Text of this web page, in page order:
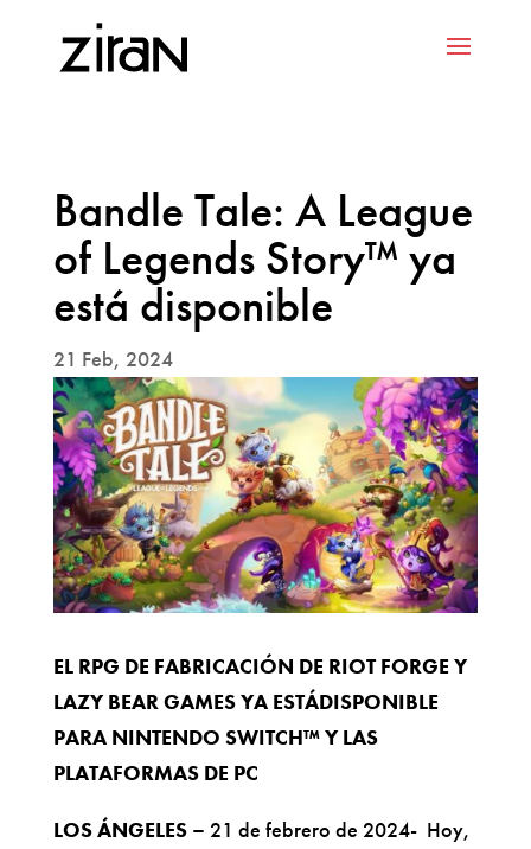
Bandle Tale: A League
of Legends Story™ ya
está disponible
21 Feb, 2024
EL RPG DE FABRICACIÓN DE RIOT FORGE Y
LAZY BEAR GAMES YA ESTÁDISPONIBLE
PARA NINTENDO SWITCH™ Y LAS
PLATAFORMAS DE PC
LOS ÁNGELES – 21 de febrero de 2024- Hoy,